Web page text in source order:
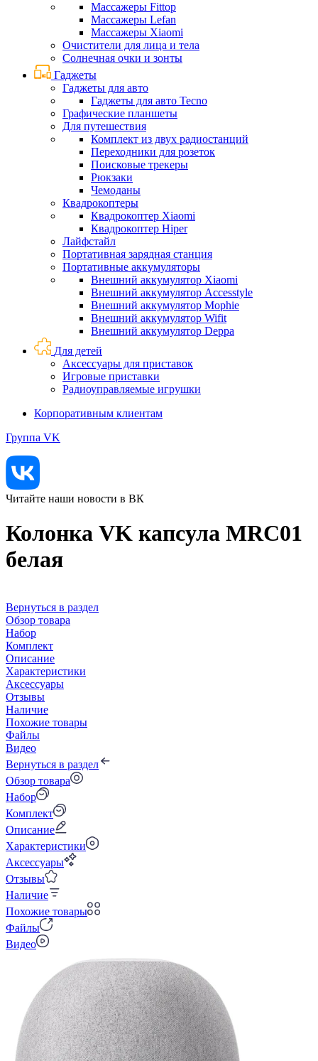
Массажеры Fittop
Массажеры Lefan
Массажеры Xiaomi
Очистители для лица и тела
Солнечная очки и зонты
Гаджеты
Гаджеты для авто
Гаджеты для авто Tecno
Графические планшеты
Для путешествия
Комплект из двух радиостанций
Переходники для розеток
Поисковые трекеры
Рюкзаки
Чемоданы
Квадрокоптеры
Квадрокоптер Xiaomi
Квадрокоптер Hiper
Лайфстайл
Портативная зарядная станция
Портативные аккумуляторы
Внешний аккумулятор Xiaomi
Внешний аккумулятор Accesstyle
Внешний аккумулятор Mophie
Внешний аккумулятор Wifit
Внешний аккумулятор Deppa
Для детей
Аксессуары для приставок
Игровые приставки
Радиоуправляемые игрушки
Корпоративным клиентам
Группа VK
Читайте наши новости в ВК
Колонка VK капсула MRC01
белая
Вернуться в раздел
Обзор товара
Набор
Комплект
Описание
Характеристики
Аксессуары
Отзывы
Наличие
Похожие товары
Файлы
Видео
Вернуться в раздел
Обзор товара
Набор
Комплект
Описание
Характеристики
Аксессуары
Отзывы
Наличие
Похожие товары
Файлы
Видео